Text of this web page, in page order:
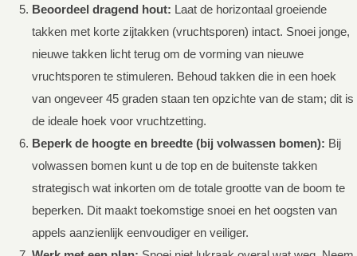
Beoordeel dragend hout: Laat de horizontaal groeiende
takken met korte zijtakken (vruchtsporen) intact. Snoei jonge,
nieuwe takken licht terug om de vorming van nieuwe
vruchtsporen te stimuleren. Behoud takken die in een hoek
van ongeveer 45 graden staan ten opzichte van de stam; dit is
de ideale hoek voor vruchtzetting.
Beperk de hoogte en breedte (bij volwassen bomen): Bij
volwassen bomen kunt u de top en de buitenste takken
strategisch wat inkorten om de totale grootte van de boom te
beperken. Dit maakt toekomstige snoei en het oogsten van
appels aanzienlijk eenvoudiger en veiliger.